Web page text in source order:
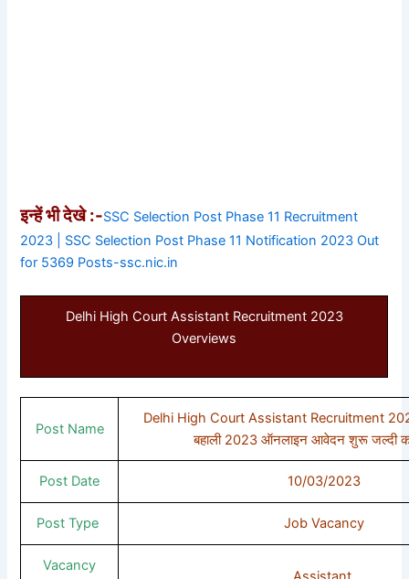
इन्हें भी देखे :-SSC Selection Post Phase 11 Recruitment
2023 | SSC Selection Post Phase 11 Notification 2023 Out
for 5369 Posts-ssc.nic.in
Delhi High Court Assistant Recruitment 2023
Overviews
Post Name
Delhi High Court Assistant Recruitment 2023
बहाली 2023 ऑनलाइन आवेदन शुरू जल्दी
Post Date 10/03/2023
Post Type Job Vacancy
Vacancy